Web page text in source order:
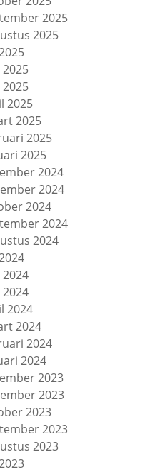
2025
2025
2025
2025
2025
2025
2024
2024
2024
2024
2024
2024
2024
2024
2024
2023
2023
2023
2023
2023